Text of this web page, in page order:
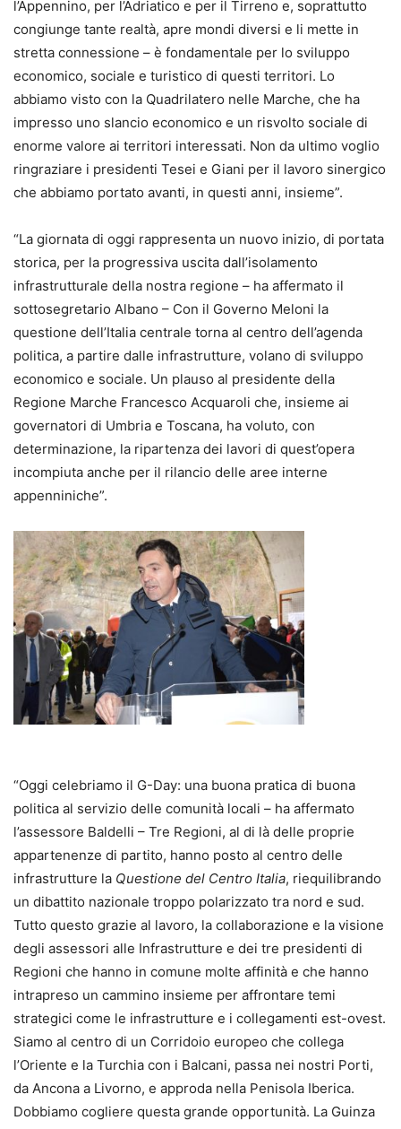
l’Appennino, per l’Adriatico e per il Tirreno e, soprattutto
congiunge tante realtà, apre mondi diversi e li mette in
stretta connessione – è fondamentale per lo sviluppo
economico, sociale e turistico di questi territori. Lo
abbiamo visto con la Quadrilatero nelle Marche, che ha
impresso uno slancio economico e un risvolto sociale di
enorme valore ai territori interessati. Non da ultimo voglio
ringraziare i presidenti Tesei e Giani per il lavoro sinergico
che abbiamo portato avanti, in questi anni, insieme”.
“La giornata di oggi rappresenta un nuovo inizio, di portata
storica, per la progressiva uscita dall’isolamento
infrastrutturale della nostra regione – ha affermato il
sottosegretario Albano – Con il Governo Meloni la
questione dell’Italia centrale torna al centro dell’agenda
politica, a partire dalle infrastrutture, volano di sviluppo
economico e sociale. Un plauso al presidente della
Regione Marche Francesco Acquaroli che, insieme ai
governatori di Umbria e Toscana, ha voluto, con
determinazione, la ripartenza dei lavori di quest’opera
incompiuta anche per il rilancio delle aree interne
appenniniche”.
“Oggi celebriamo il G-Day: una buona pratica di buona
politica al servizio delle comunità locali – ha affermato
l’assessore Baldelli – Tre Regioni, al di là delle proprie
appartenenze di partito, hanno posto al centro delle
infrastrutture la Questione del Centro Italia, riequilibrando
un dibattito nazionale troppo polarizzato tra nord e sud.
Tutto questo grazie al lavoro, la collaborazione e la visione
degli assessori alle Infrastrutture e dei tre presidenti di
Regioni che hanno in comune molte affinità e che hanno
intrapreso un cammino insieme per affrontare temi
strategici come le infrastrutture e i collegamenti est-ovest.
Siamo al centro di un Corridoio europeo che collega
l’Oriente e la Turchia con i Balcani, passa nei nostri Porti,
da Ancona a Livorno, e approda nella Penisola Iberica.
Dobbiamo cogliere questa grande opportunità. La Guinza